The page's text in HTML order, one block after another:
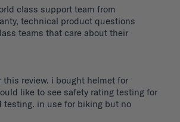
class support team from
technical product questions
teams that care about their
this review. i bought helmet for
like to see safety rating testing for
testing. in use for biking but no